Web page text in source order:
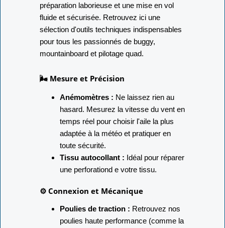
préparation laborieuse et une mise en vol
fluide et sécurisée. Retrouvez ici une
sélection d'outils techniques indispensables
pour tous les passionnés de buggy,
mountainboard et pilotage quad.
🌬️ Mesure et Précision
Anémomètres : Ne laissez rien au
hasard. Mesurez la vitesse du vent en
temps réel pour choisir l'aile la plus
adaptée à la météo et pratiquer en
toute sécurité.
Tissu autocollant : Idéal pour réparer
une perforationd e votre tissu.
⚙️ Connexion et Mécanique
Poulies de traction : Retrouvez nos
poulies haute performance (comme la